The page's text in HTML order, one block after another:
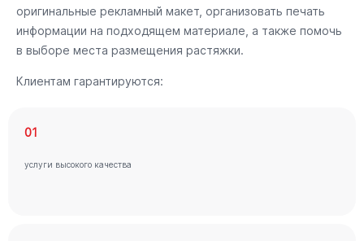
оригинальные рекламный макет, организовать печать
информации на подходящем материале, а также помочь
в выборе места размещения растяжки.
Клиентам гарантируются:
01
услуги высокого качества